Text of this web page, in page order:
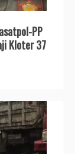
PP
Kloter 37